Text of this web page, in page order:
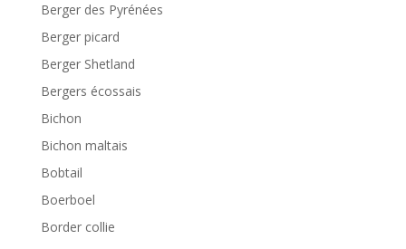
Berger des Pyrénées
Berger picard
Berger Shetland
Bergers écossais
Bichon
Bichon maltais
Bobtail
Boerboel
Border collie